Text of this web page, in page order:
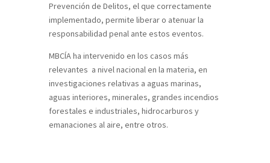
Prevención de Delitos, el que correctamente
implementado, permite liberar o atenuar la
responsabilidad penal ante estos eventos.
MBCÍA ha intervenido en los casos más
relevantes a nivel nacional en la materia, en
investigaciones relativas a aguas marinas,
aguas interiores, minerales, grandes incendios
forestales e industriales, hidrocarburos y
emanaciones al aire, entre otros.